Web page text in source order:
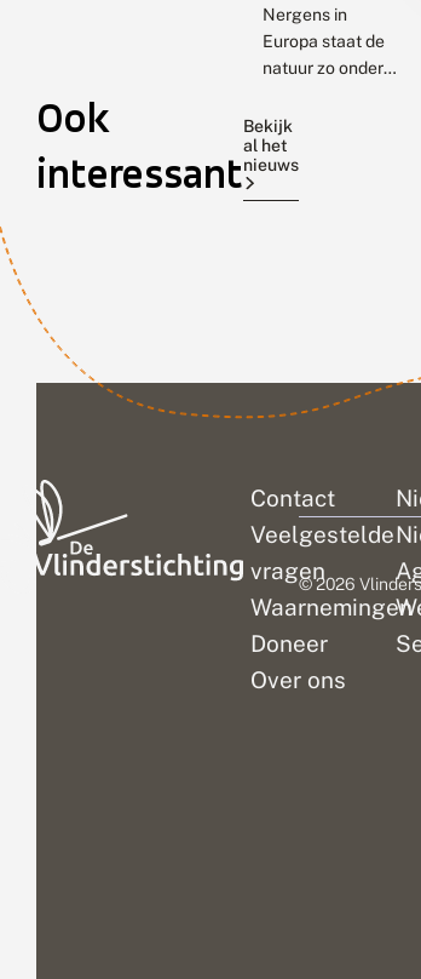
Ook
interessant
Bekijk
al het
nieuws
vrezen
negeerakkoord
Nergens in
Europa staat de
natuur zo onder
Nederland.
Geruisloos
verdwijnen niet
alleen zeldzame,
Contact
Veelgestelde
vragen
Waarnemingen
Doneer
Over ons
© 2026